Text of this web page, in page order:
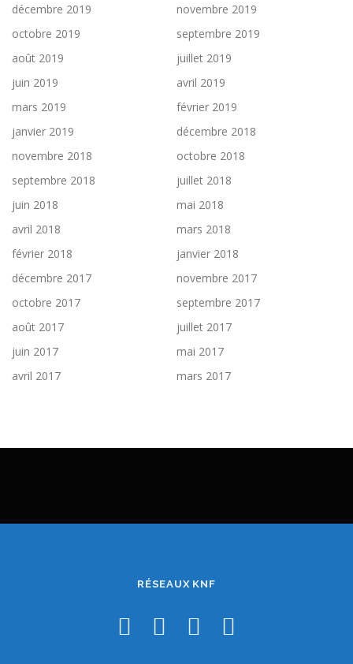
décembre 2019
novembre 2019
octobre 2019
septembre 2019
août 2019
juillet 2019
juin 2019
avril 2019
mars 2019
février 2019
janvier 2019
décembre 2018
novembre 2018
octobre 2018
septembre 2018
juillet 2018
juin 2018
mai 2018
avril 2018
mars 2018
février 2018
janvier 2018
décembre 2017
novembre 2017
octobre 2017
septembre 2017
août 2017
juillet 2017
juin 2017
mai 2017
avril 2017
mars 2017
RÉSEAUX KNF